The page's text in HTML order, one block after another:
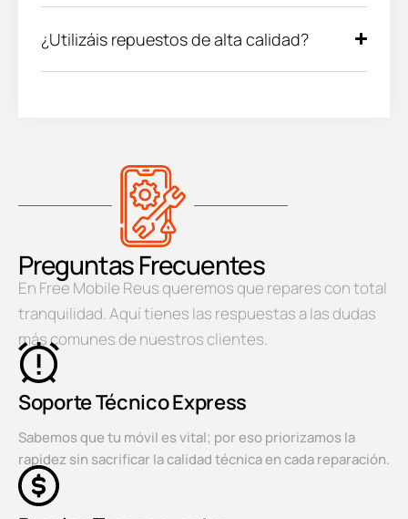
¿Utilizáis repuestos de alta calidad?
Preguntas Frecuentes
En Free Mobile Reus queremos que repares con total
tranquilidad. Aquí tienes las respuestas a las dudas
más comunes de nuestros clientes.
Soporte Técnico Express
Sabemos que tu móvil es vital; por eso priorizamos la
rapidez sin sacrificar la calidad técnica en cada reparación.